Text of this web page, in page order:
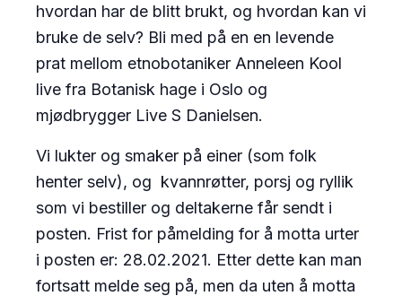
hvordan har de blitt brukt, og hvordan kan vi
bruke de selv? Bli med på en en levende
prat mellom etnobotaniker Anneleen Kool
live fra Botanisk hage i Oslo og
mjødbrygger Live S Danielsen.
Vi lukter og smaker på einer (som folk
henter selv), og kvannrøtter, porsj og ryllik
som vi bestiller og deltakerne får sendt i
posten. Frist for påmelding for å motta urter
i posten er: 28.02.2021. Etter dette kan man
fortsatt melde seg på, men da uten å motta